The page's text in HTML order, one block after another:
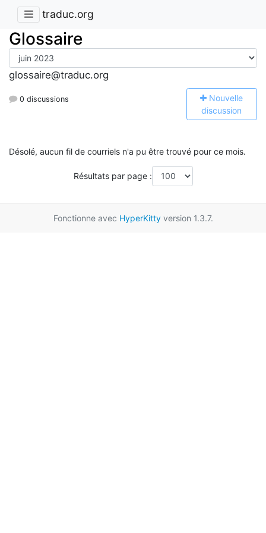
traduc.org
Glossaire
glossaire@traduc.org
0 discussions Nouvelle
discussion
Désolé, aucun fil de courriels n'a pu être trouvé pour ce mois.
Résultats par page :
Fonctionne avec HyperKittyversion 1.3.7.